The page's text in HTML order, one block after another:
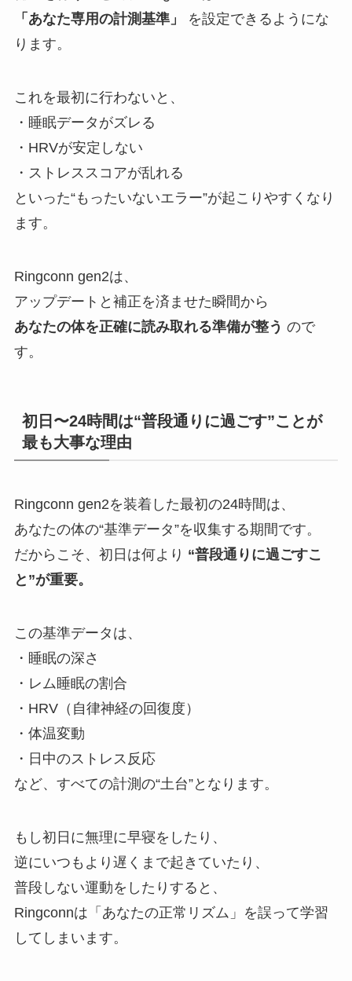
「あなた専用の計測基準」
を設定できるようにな
ります。
これを最初に行わないと、
・睡眠データがズレる
・HRVが安定しない
・ストレススコアが乱れる
といった“もったいないエラー”が起こりやすくなり
ます。
Ringconn gen2は、
アップデートと補正を済ませた瞬間から
あなたの体を正確に読み取れる準備が整う ので
す。
初日〜24時間は“普段通りに過ごす”ことが
最も大事な理由
Ringconn gen2を装着した最初の24時間は、
あなたの体の“基準データ”を収集する期間です。
だからこそ、初日は何より “普段通りに過ごすこ
と”が重要。
この基準データは、
・睡眠の深さ
・レム睡眠の割合
・HRV（自律神経の回復度）
・体温変動
・日中のストレス反応
など、すべての計測の“土台”となります。
もし初日に無理に早寝をしたり、
逆にいつもより遅くまで起きていたり、
普段しない運動をしたりすると、
Ringconnは「あなたの正常リズム」を誤って学習
してしまいます。